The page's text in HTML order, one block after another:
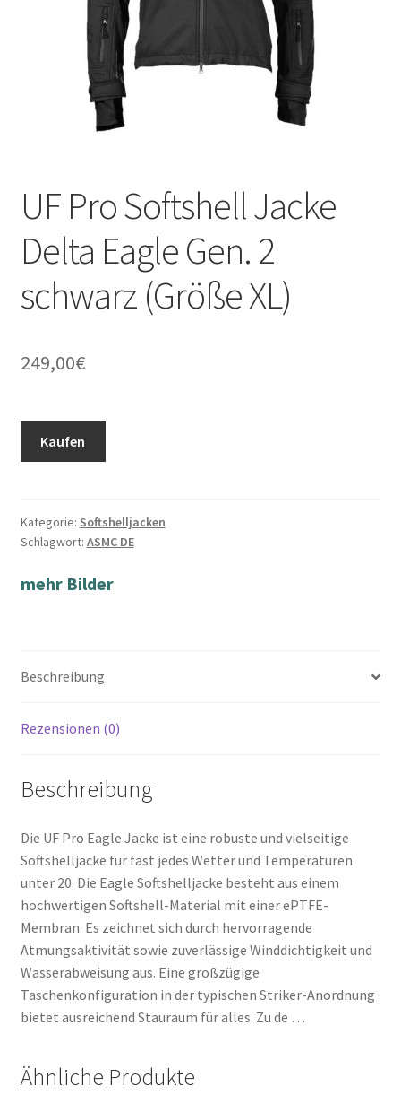
UF Pro Softshell Jacke
Delta Eagle Gen. 2
schwarz (Größe XL)
249,00€
Kaufen
Kategorie: Softshelljacken
Schlagwort: ASMC DE
mehr Bilder
Beschreibung
Rezensionen (0)
Beschreibung
Die UF Pro Eagle Jacke ist eine robuste und vielseitige
Softshelljacke für fast jedes Wetter und Temperaturen
unter 20. Die Eagle Softshelljacke besteht aus einem
hochwertigen Softshell-Material mit einer ePTFE-
Membran. Es zeichnet sich durch hervorragende
Atmungsaktivität sowie zuverlässige Winddichtigkeit und
Wasserabweisung aus. Eine großzügige
Taschenkonfiguration in der typischen Striker-Anordnung
bietet ausreichend Stauraum für alles. Zu de …
Ähnliche Produkte